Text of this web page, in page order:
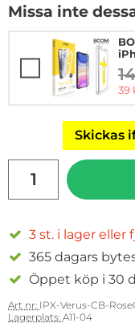
Missa inte
rea
39
Skickas
3 st. i lager eller
365 dagars
Öppet köp i 30
Art nr: IPX-Verus-CB-
Lagerplats: A11-04